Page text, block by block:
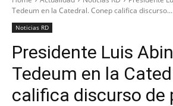
Tedeum en la Catedral. Conep califica discurso...
Noticias RD
Presidente Luis
Tedeum en la
califica discurso de